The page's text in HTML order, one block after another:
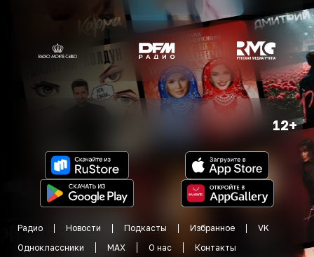
12+
Радио Новости Подкасты Избранное
VK
Одноклассники
MAX О нас Контакты